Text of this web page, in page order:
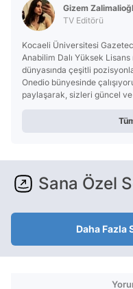
Gizem
TV Editörü
Kocaeli Üniversitesi
Anabilim Dalı Yüksek
dünyasında çeşitli
Onedio bünyesinde
paylaşarak, sizleri güncel
Sana Özel
Daha Fazla